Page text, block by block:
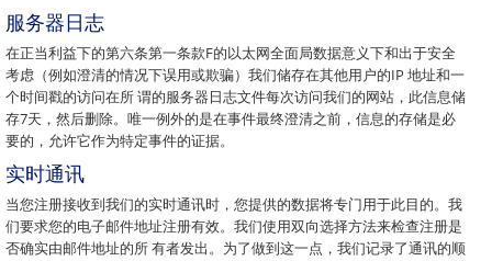
服务器日志
在正当利益下的第六条第一条款F的以太网全面局数据意义下和出于安全
考虑（例如澄清的情况下误用或欺骗）我们储存在其他用户的IP 地址和一
个时间戳的访问在所 谓的服务器日志文件每次访问我们的网站，此信息储
存7天，然后删除。唯一例外的是在事件最终澄清之前，信息的存储是必
要的，允许它作为特定事件的证据。
实时通讯
当您注册接收到我们的实时通讯时，您提供的数据将专门用于此目的。我
们要求您的电子邮件地址注册有效。我们使用双向选择方法来检查注册是
否确实由邮件地址的所 有者发出。为了做到这一点，我们记录了通讯的顺